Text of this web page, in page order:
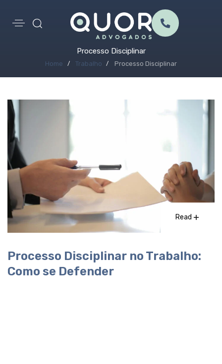
Processo Disciplinar
Home Trabalho Processo Disciplinar
Read
Processo Disciplinar no Trabalho:
Como se Defender